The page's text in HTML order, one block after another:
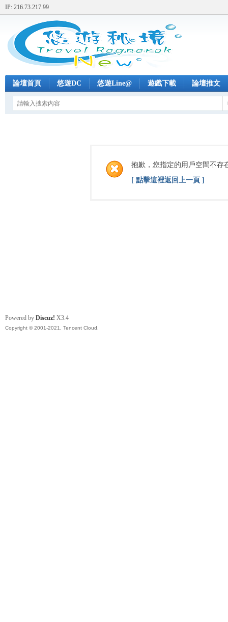
IP: 216.73.217.99
論壇首頁 悠遊DC 悠遊Line@ 遊戲下載 論壇推文
抱歉，您指定的用戶空間不存
[ 點擊這裡返回上一頁 ]
Powered by Discuz! X3.4
Copyright © 2001-2021, Tencent Cloud.